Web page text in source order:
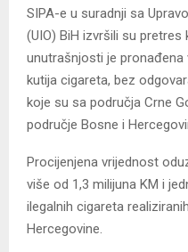
SIPA-e u suradnji sa
(UIO) BiH izvršili su
unutrašnjosti je
kutija cigareta, bez
koje su sa područja Crne
područje Bosne i
Procijenjena vrijednost
više od 1,3 milijuna KM i
ilegalnih cigareta
Hercegovine.